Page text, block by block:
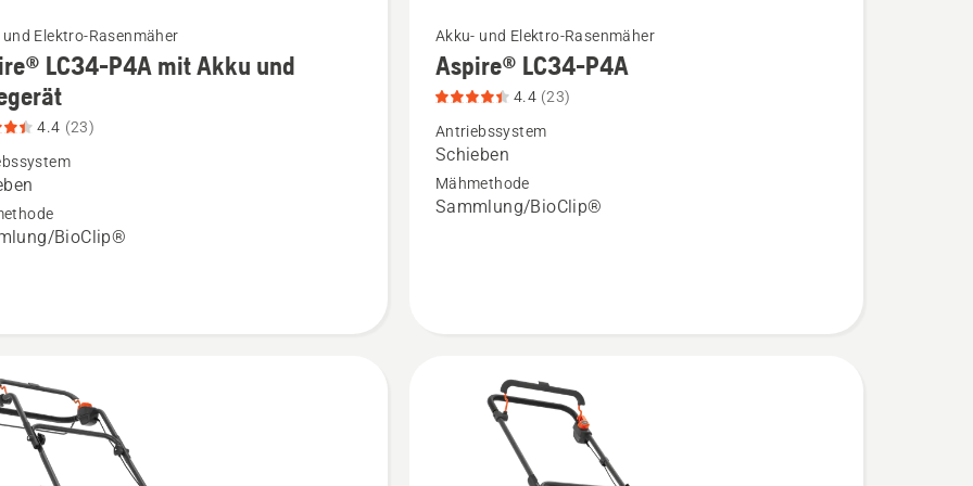
und Elektro-Rasenmäher
LC34-P4A mit Akku und
4.4 (23)
BioClip®
Mehr
Details
Aspire®
LC34-
P4A
Akku- und Elektro-Rasenmäher
Aspire® LC34-P4A
4.4 (23)
Antriebssystem
Schieben
Mähmethode
Sammlung/BioClip®